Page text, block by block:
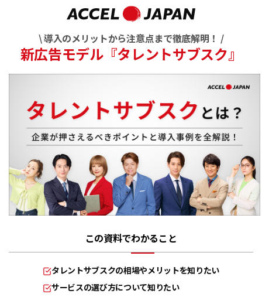
\ 導入のメリットから注意点まで徹底解明！ /
新広告モデル『タレントサブスク』
この資料でわかること
タレントサブスクの相場やメリットを知りたい
サービスの選び方について知りたい